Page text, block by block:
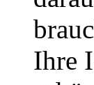
Ihre